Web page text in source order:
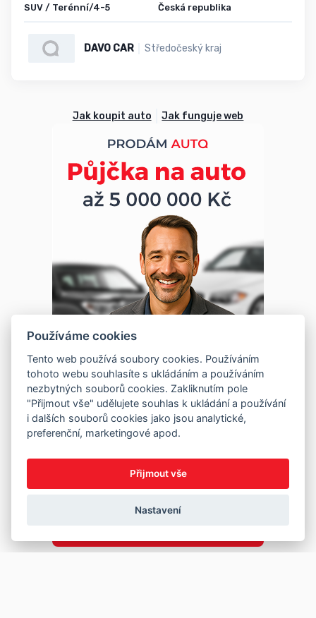
SUV / Terénní/4-5
Česká republika
DAVO CAR Středočeský kraj
Jak koupit auto Jak funguje web
Používáme cookies
Tento web používá soubory cookies. Používáním
tohoto webu souhlasíte s ukládáním a používáním
nezbytných souborů cookies. Zakliknutím pole
"Přijmout vše" udělujete souhlas k ukládání a používání
i dalších souborů cookies jako jsou analytické,
preferenční, marketingové apod.
Přijmout vše
Nastavení